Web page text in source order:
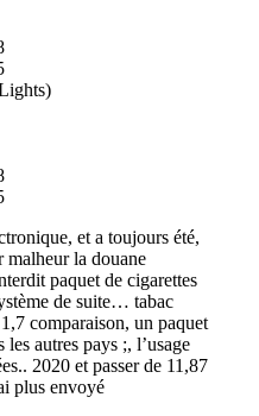
et a toujours été,
malheur la douane
paquet de cigarettes
de suite… tabac
comparaison, un paquet
les autres pays ;, l’usage
2020 et passer de 11,87
plus envoyé